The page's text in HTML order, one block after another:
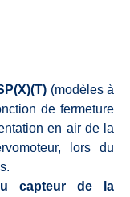
(modèles à
de fermeture
en air de la
lors du
capteur de la